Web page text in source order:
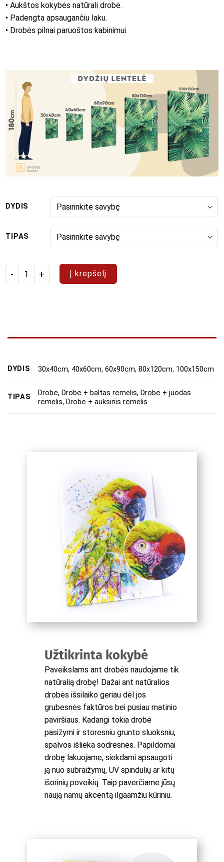
• Aukštos kokybės natūrali drobė.
• Padengta apsaugančiu laku.
• Drobės pilnai paruoštos kabinimui.
DYDIS
TIPAS
produkto kiekis: Paveikslų rinkinys "Daugiabučiai"
Į krepšelį
DYDIS 30x40cm, 40x60cm, 60x90cm, 80x120cm, 100x150cm
TIPAS
Drobė, Drobė + baltas rėmelis, Drobė + juodas
rėmelis, Drobė + auksinis rėmelis
Užtikrinta kokybė
Paveikslams ant drobės naudojame tik
natūralią drobę! Dažai ant natūralios
drobės išsilaiko geriau dėl jos
grubesnės faktūros bei pusiau matinio
paviršiaus. Kadangi tokia drobė
pasižymi ir storesniu grunto sluoksniu,
spalvos išlieka sodresnės. Papildomai
drobę lakuojame, siekdami apsaugoti
ją nuo subraižymų, UV spindulių ar kitų
išorinių poveikių. Taip paverčiame jūsų
naują namų akcentą ilgaamžiu kūriniu.